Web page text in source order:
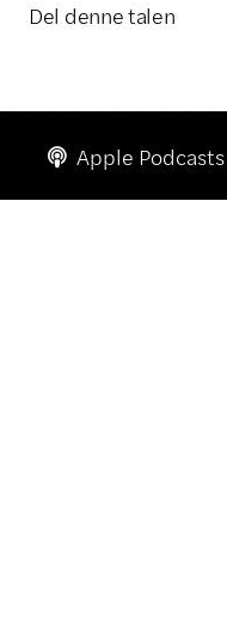
Del denne talen
 Apple Podcasts